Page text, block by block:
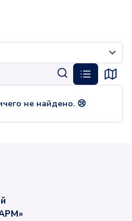
не найдено. 😢